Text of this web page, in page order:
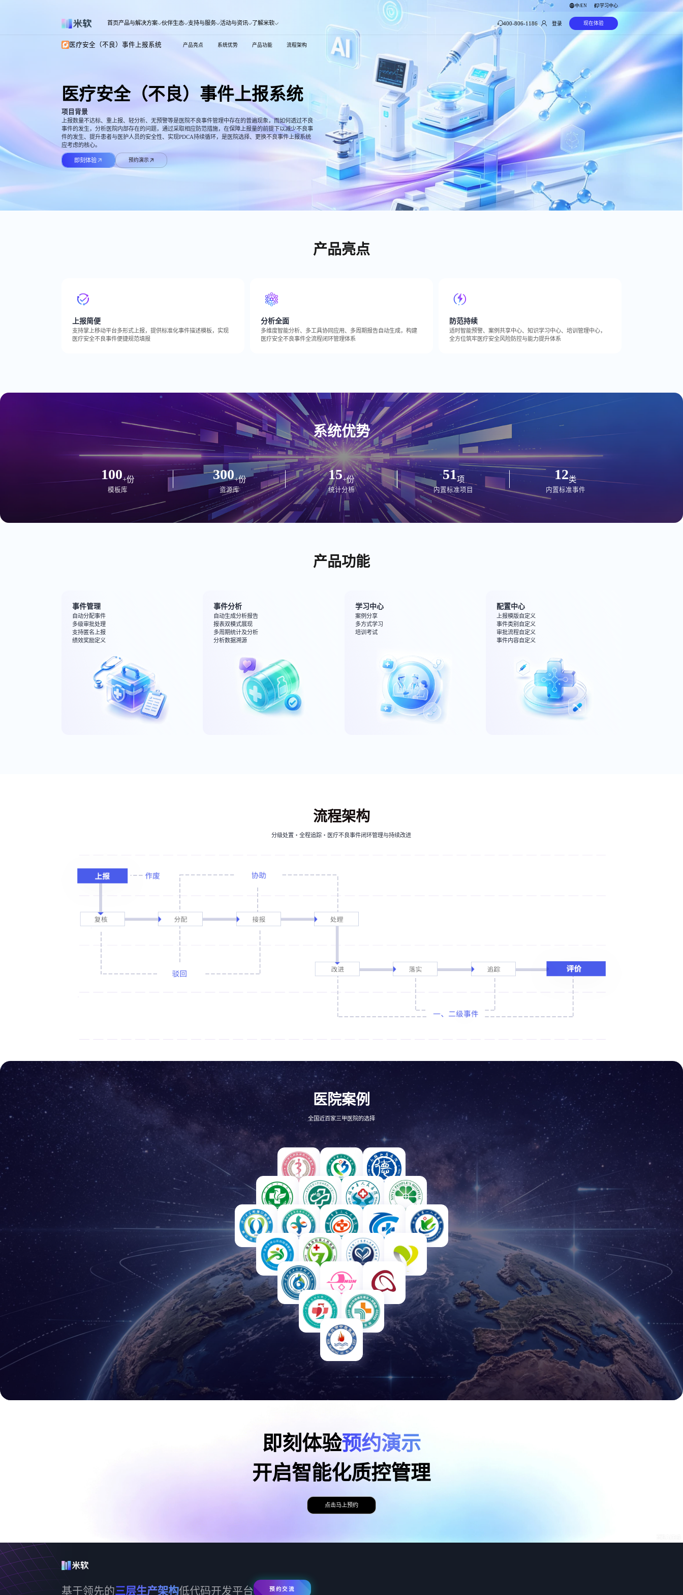
中/EN 学习中心
400-806-1186 登录 现在体验
首页产品与解决方案 伙伴生态 支持与服务 活动与资讯 了解米软
医疗安全（不良）事件上报系统 产品亮点 系统优势 产品功能 流程架构
医疗安全（不良）事件上报系统
项目背景
上报数量不达标、重上报、轻分析、无预警等是医院不良事件管理中存在的普遍现象，而如何透过不良
事件的发生，分析医院内部存在的问题，通过采取相应防范措施，在保障上报量的前提下以减少不良事
件的发生、提升患者与医护人员的安全性、实现PDCA持续循环，是医院选择、更换不良事件上报系统
应考虑的核心。
即刻体验 预约演示
产品亮点
上报简便
支持掌上移动平台多形式上报，提供标准化事件描述模板，实现
医疗安全不良事件便捷规范填报
分析全面
多维度智能分析、多工具协同应用、多周期报告自动生成，构建
医疗安全不良事件全流程闭环管理体系
防范持续
适时智能预警、案例共享中心、知识学习中心、培训管理中心，
全方位筑牢医疗安全风险防控与能力提升体系
系统优势
100+份
模板库
300+份
资源库
15+份
统计分析
51项
内置标准项目
12类
内置标准事件
产品功能
事件管理
自动分配事件
多级审批处理
支持匿名上报
绩效奖励定义
事件分析
自动生成分析报告
报表双模式展现
多周期统计及分析
分析数据溯源
学习中心
案例分享
多方式学习
培训考试
配置中心
上报模版自定义
事件类别自定义
审批流程自定义
事件内容自定义
流程架构
分级处置・全程追踪・医疗不良事件闭环管理与持续改进
医院案例
全国近百家三甲医院的选择
即刻体验预约演示
开启智能化质控管理
点击马上预约
基于领先的三层生产架构低代码开发平台 预约交流
请如实填写以下内容，以便米软及时联系您！
姓名
发送
米软将在1个工作日内与您取得联系，请您保持手机畅通！